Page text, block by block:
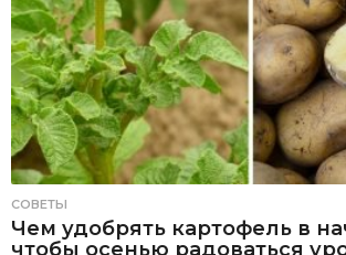
СОВЕТЫ
Чем удобрять картофель в
чтобы осенью радоваться